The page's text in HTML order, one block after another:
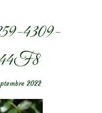
4309-
2022